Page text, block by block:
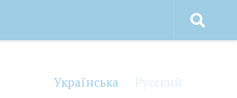
Українська Русский